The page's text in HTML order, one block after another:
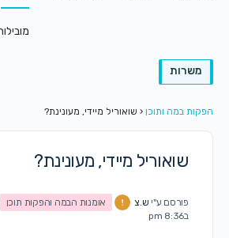
משרות
הפקות במה ותוכן ‹ שואוריל מיידי, מעונינת?
שואוריל מיידי, מעונינת?
פורסם ע"יש.צ אומנות הבמה והפקות תוכן
ב8:36 pm